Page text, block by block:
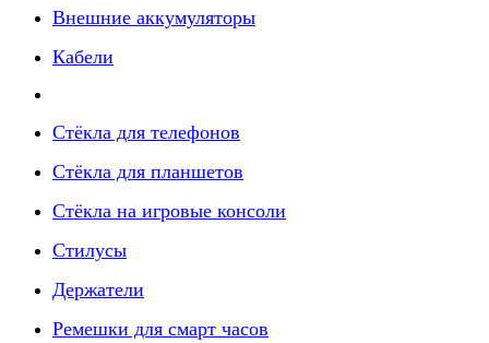
Внешние аккумуляторы
Кабели
Стёкла для телефонов
Стёкла для планшетов
Стёкла на игровые консоли
Стилусы
Держатели
Ремешки для смарт часов